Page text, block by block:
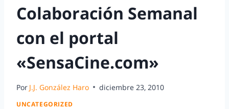
Colaboración Semanal
con el portal
«SensaCine.com»
Por J.J. González Haro diciembre 23, 2010
UNCATEGORIZED